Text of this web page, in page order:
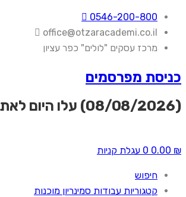
0546-200-800
office@otzaracademi.co.il
מרכז עסקים "לולים" כפר עציון
כניסת מפרסמים
(08/08/2026) עלו היום לאתר
0.00 ₪
0 עגלת קניות
חיפוש
קטגוריות עבודות סמינריון מוכנות